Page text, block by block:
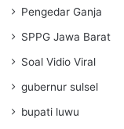
Pengedar Ganja
SPPG Jawa Barat
Soal Vidio Viral
gubernur sulsel
bupati luwu